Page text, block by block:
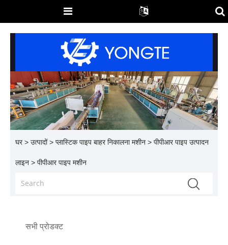
घर > उत्पादों> प्लास्टिक पाइप बाहर निकालना मशीन > पीपीआर पाइप उत्पादन
लाइन > पीपीआर पाइप मशीन
सभी प्रोडक्ट